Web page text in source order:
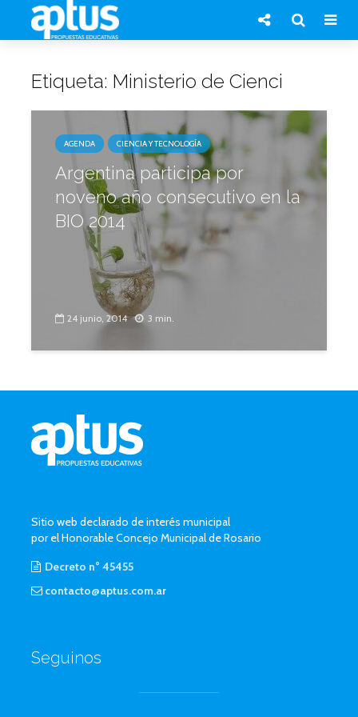
Etiqueta: Ministerio de Cienci
AGENDA CIENCIA Y TECNOLOGÍA
Argentina participa por
noveno año consecutivo en la
BIO 2014
24 junio, 2014 3 min.
Sitio web declarado de interés municipal
por el Honorable Concejo Municipal de Rosario
Decreto n° 45455
contacto@aptus.com.ar
Seguinos